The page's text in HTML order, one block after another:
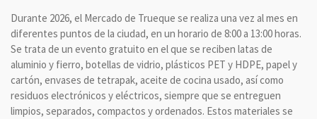
Durante 2026, el Mercado de Trueque se realiza una vez al mes en
diferentes puntos de la ciudad, en un horario de 8:00 a 13:00 horas.
Se trata de un evento gratuito en el que se reciben latas de
aluminio y fierro, botellas de vidrio, plásticos PET y HDPE, papel y
cartón, envases de tetrapak, aceite de cocina usado, así como
residuos electrónicos y eléctricos, siempre que se entreguen
limpios, separados, compactos y ordenados. Estos materiales se